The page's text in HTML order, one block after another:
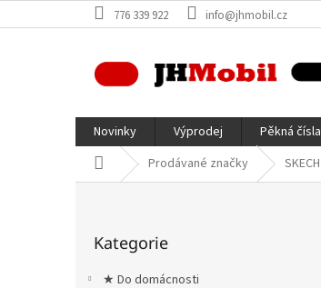
na
776 339 922 info@jhmobil.cz
Novinky Výprodej Pěkná čísla
Domů Prodávané značky SKECH
kategorie
Kategorie
★ Do domácnosti